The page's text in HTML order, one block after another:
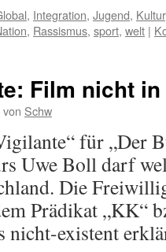
, Integration, Jugend, Kultur
, Rassismus, sport, welt |
Film nicht in
von Schw
für „Der
Uwe Boll darf
Die
Prädikat „KK“
nicht-existent